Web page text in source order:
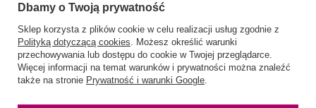
58 762 91 40 Poniedziałek - Piątek / 8:00 - 15:30
sklep@hurtowniawera.pl Wera,Wodnika 50,80-299Gdańsk
Dbamy o Twoją prywatność
Sklep korzysta z plików cookie w celu realizacji usług zgodnie z
Polityką dotyczącą cookies. Możesz określić warunki
przechowywania lub dostępu do cookie w Twojej przeglądarce.
Więcej informacji na temat warunków i prywatności można znaleźć
także na stronie Prywatność i warunki Google.